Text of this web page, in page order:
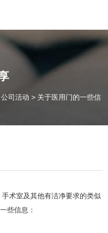
自动门工业门类产品的生产
业门 快速门
务
公司活动 > 关于医用门的一些信
术室及其他有洁净要求的类似
些信息：